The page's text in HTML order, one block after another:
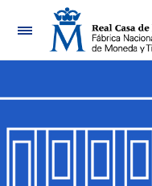
Show/Hide